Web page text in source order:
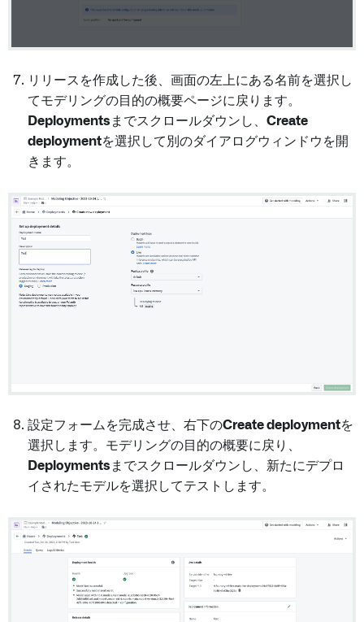
リリースを作成した後、画面の左上にある名前を選択し
てモデリングの目的の概要ページに戻ります。
Deployments までスクロールダウンし、 Create
deploymentを選択して別のダイアログウィンドウを開
きます。
設定フォームを完成させ、右下のCreate deploymentを
選択します。モデリングの目的の概要に戻り、
Deployments までスクロールダウンし、新たにデプロ
イされたモデルを選択してテストします。